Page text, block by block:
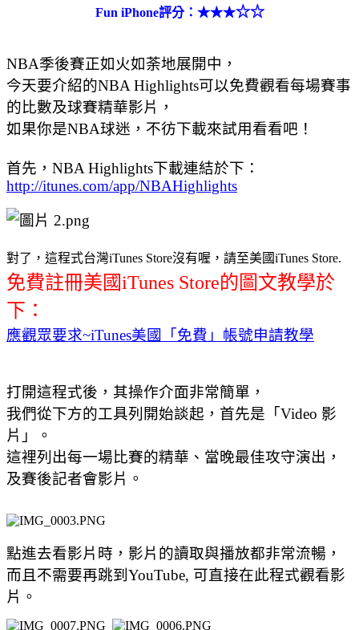
Fun iPhone評分： ★★★☆☆
NBA季後賽正如火如荼地展開中，
今天要介紹的NBA Highlights可以免費觀看每場賽事
的比數及球賽精華影片，
如果你是NBA球迷，不彷下載來試用看看吧！
首先， NBA Highlights下載連結於下：
http://itunes.com/app/NBAHighlights
對了，這程式台灣iTunes Store沒有喔，請至美國iTunes Store.
免費註冊美國iTunes Store的圖文教學於
下：
應觀眾要求~iTunes美國「免費」帳號申請教學
打開這程式後，其操作介面非常簡單，
我們從下方的工具列開始談起，首先是「Video 影
片」。
這裡列出每一場比賽的精華、當晚最佳攻守演出，
及賽後記者會影片。
點進去看影片時，影片的讀取與播放都非常流暢，
而且不需要再跳到YouTube, 可直接在此程式觀看影
片。